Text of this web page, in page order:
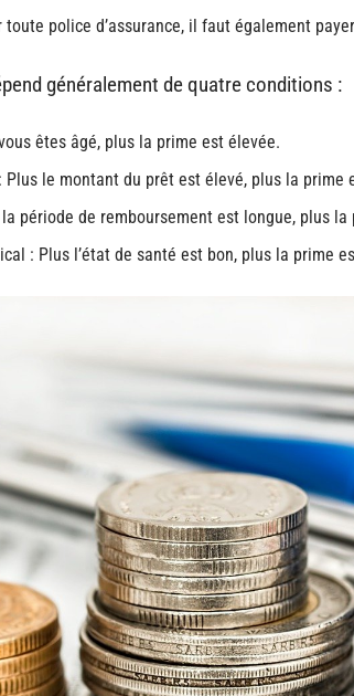
toute police d’assurance, il faut également
généralement de quatre conditions :
êtes âgé, plus la prime est élevée.
Plus le montant du prêt est élevé, plus la prime
période de remboursement est longue, plus
: Plus l’état de santé est bon, plus la prime